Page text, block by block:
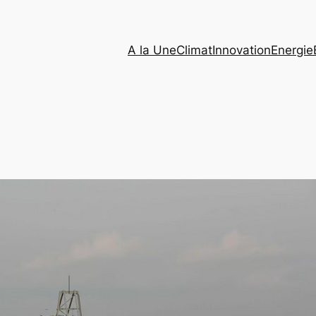
A la UneClimatInnovationEnergie